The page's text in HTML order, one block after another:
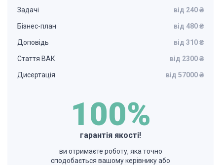
Задачі від 240 ₴
Бізнес-план від 480 ₴
Доповідь від 310 ₴
Стаття ВАК від 2300 ₴
Дисертація від 57000 ₴
100%
гарантія якості!
ви отримаєте роботу, яка точно
сподобається вашому керівнику або